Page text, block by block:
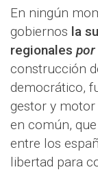
En ningún
gobiernos la
regionales por
construcción
democrático,
gestor y
en común,
entre los
libertad para